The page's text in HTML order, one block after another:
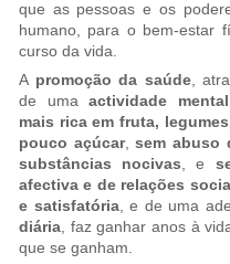
que as pessoas e os
humano, para o bem-estar
curso da vida.
A promoção da saúde,
de umaactividade
mais rica em fruta,
pouco açúcar,sem abuso
substâncias nocivas, e
afectiva e de relações
e satisfatória, e de uma
diária, faz ganhar anos à
que se ganham.